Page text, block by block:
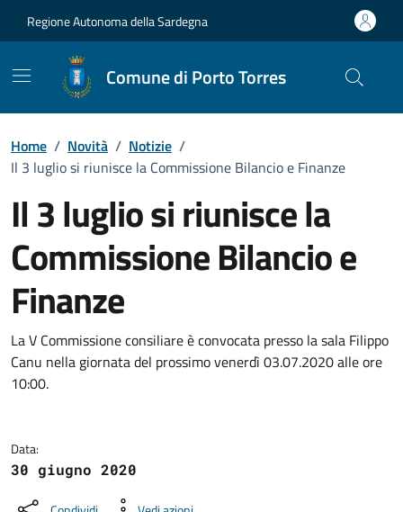
Regione Autonoma della Sardegna
Comune di Porto Torres
Home / Novità / Notizie /
Il 3 luglio si riunisce la Commissione Bilancio e Finanze
Il 3 luglio si riunisce la
Commissione Bilancio e
Finanze
Dettagli della notizia
La V Commissione consiliare è convocata presso la sala Filippo
Canu nella giornata del prossimo venerdì 03.07.2020 alle ore
10:00.
Data:
30 giugno 2020